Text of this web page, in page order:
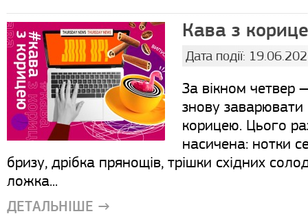
Кава з
Дата події:
За вікном четвер
знову
корицею. Цього
насичена: нотки
бризу, дрібка прянощів, трішки східних
ложка...
ДЕТАЛЬНІШЕ →